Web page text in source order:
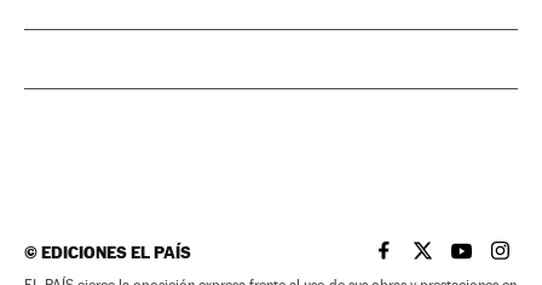
©EDICIONES EL PAÍS EL PAÍS BRASIL EN
EL PAÍSEL PAÍS
EL